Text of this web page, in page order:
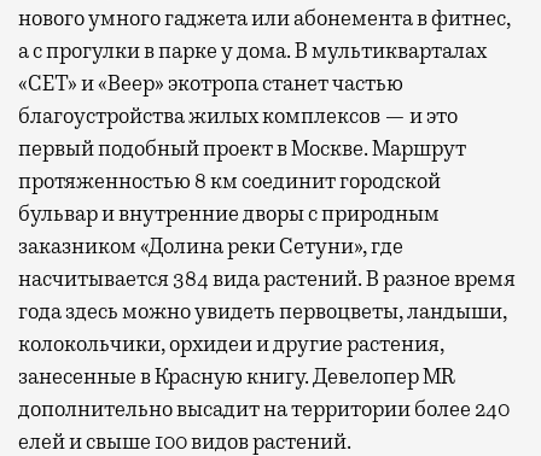
нового умного гаджета или абонемента в фитнес,
а с прогулки в парке у дома. В мультикварталах
«СЕТ» и «Веер» экотропа станет частью
благоустройства жилых комплексов — и это
первый подобный проект в Москве. Маршрут
протяженностью 8 км соединит городской
бульвар и внутренние дворы с природным
заказником «Долина реки Сетуни», где
насчитывается 384 вида растений. В разное время
года здесь можно увидеть первоцветы, ландыши,
колокольчики, орхидеи и другие растения,
занесенные в Красную книгу. Девелопер MR
дополнительно высадит на территории более 240
елей и свыше 100 видов растений.